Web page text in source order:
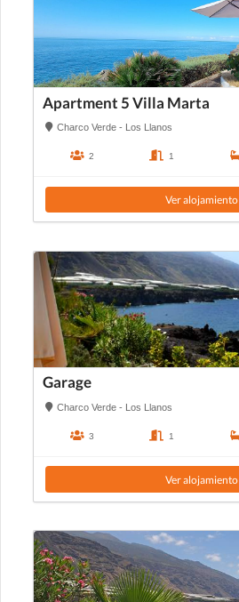
Apartment 5 Villa Marta
Charco Verde - Los Llanos
2 1
Ver alojamiento
Garage
Charco Verde - Los Llanos
3 1
Ver alojamiento